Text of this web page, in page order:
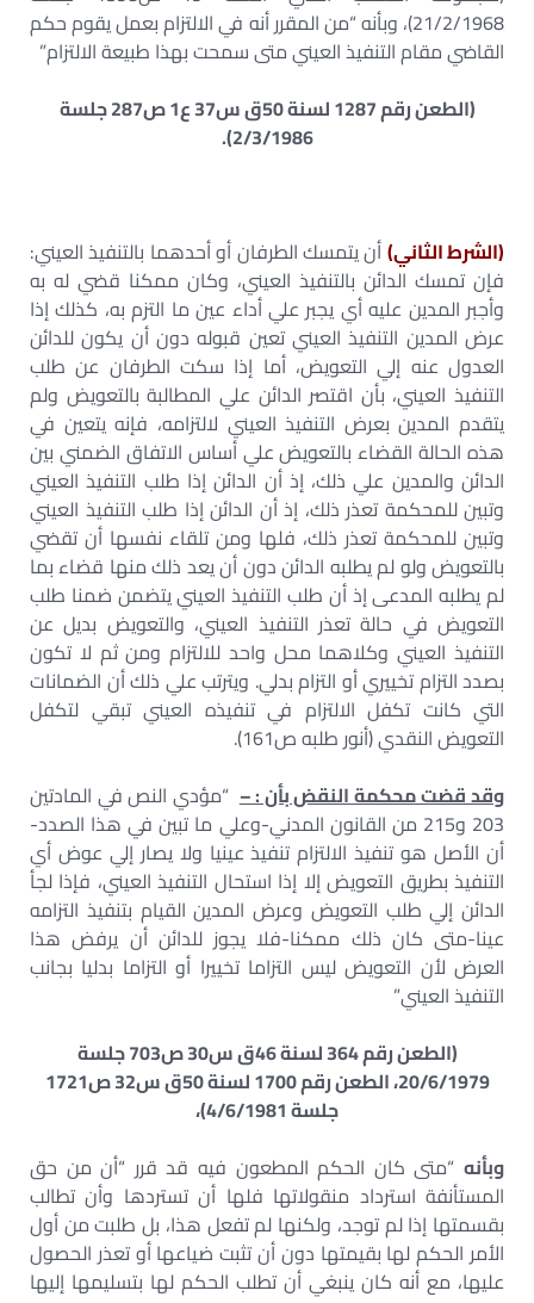
21/2/1968)، وبأنه “من المقرر أنه في الالتزام بعمل يقوم حكم
القاضي مقام التنفيذ العيني متى سمحت بهذا طبيعة الالتزام”
(الطعن رقم 1287 لسنة 50ق س37 ع1 ص287 جلسة
2/3/1986).
(الشرط الثاني)أن يتمسك الطرفان أو أحدهما بالتنفيذ العيني:
فإن تمسك الدائن بالتنفيذ العيني، وكان ممكنا قضي له به
وأجبر المدين عليه أي يجبر علي أداء عين ما التزم به، كذلك إذا
عرض المدين التنفيذ العيني تعين قبوله دون أن يكون للدائن
العدول عنه إلي التعويض، أما إذا سكت الطرفان عن طلب
التنفيذ العيني، بأن اقتصر الدائن علي المطالبة بالتعويض ولم
يتقدم المدين بعرض التنفيذ العيني لالتزامه، فإنه يتعين في
هذه الحالة القضاء بالتعويض علي أساس الاتفاق الضمني بين
الدائن والمدين علي ذلك، إذ أن الدائن إذا طلب التنفيذ العيني
وتبين للمحكمة تعذر ذلك، إذ أن الدائن إذا طلب التنفيذ العيني
وتبين للمحكمة تعذر ذلك، فلها ومن تلقاء نفسها أن تقضي
بالتعويض ولو لم يطلبه الدائن دون أن يعد ذلك منها قضاء بما
لم يطلبه المدعى إذ أن طلب التنفيذ العيني يتضمن ضمنا طلب
التعويض في حالة تعذر التنفيذ العيني، والتعويض بديل عن
التنفيذ العيني وكلاهما محل واحد للالتزام ومن ثم لا تكون
بصدد التزام تخييري أو التزام بدلي. ويترتب علي ذلك أن الضمانات
التي كانت تكفل الالتزام في تنفيذه العيني تبقي لتكفل
التعويض النقدي (أنور طلبه ص161).
وقد قضت محكمة النقض بأن : –“مؤدي النص في المادتين
203 و215 من القانون المدني-وعلي ما تبين في هذا الصدد-
أن الأصل هو تنفيذ الالتزام تنفيذ عينيا ولا يصار إلي عوض أي
التنفيذ بطريق التعويض إلا إذا استحال التنفيذ العيني، فإذا لجأ
الدائن إلي طلب التعويض وعرض المدين القيام بتنفيذ التزامه
عينا-متى كان ذلك ممكنا-فلا يجوز للدائن أن يرفض هذا
العرض لأن التعويض ليس التزاما تخييرا أو التزاما بدليا بجانب
التنفيذ العيني”
(الطعن رقم 364 لسنة 46ق س30 ص703 جلسة
20/6/1979، الطعن رقم 1700 لسنة 50ق س32 ص1721
جلسة 4/6/1981)،
وبأنه “متى كان الحكم المطعون فيه قد قرر “أن من حق
المستأنفة استرداد منقولاتها فلها أن تستردها وأن تطالب
بقسمتها إذا لم توجد، ولكنها لم تفعل هذا، بل طلبت من أول
الأمر الحكم لها بقيمتها دون أن تثبت ضياعها أو تعذر الحصول
عليها، مع أنه كان ينبغي أن تطلب الحكم لها بتسليمها إليها